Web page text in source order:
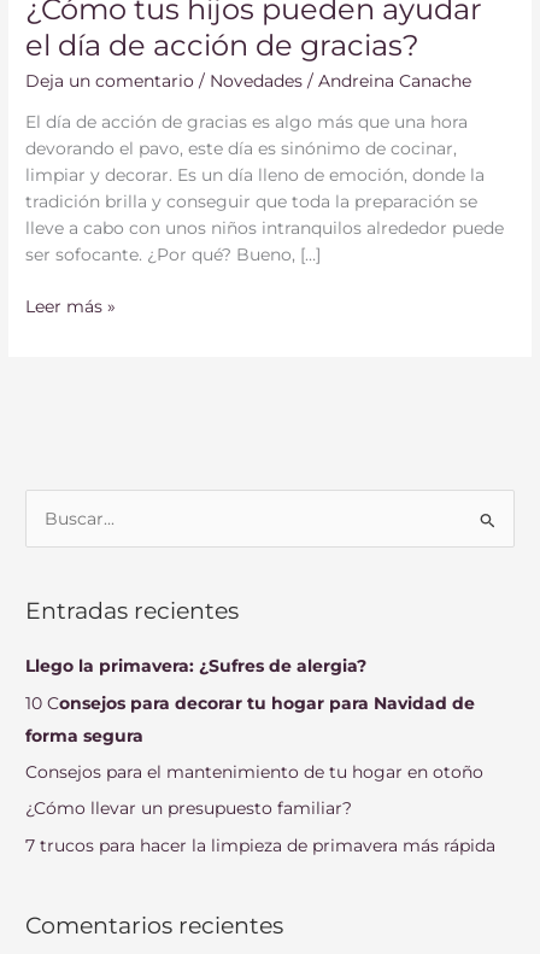
¿Cómo tus hijos pueden ayudar
el día de acción de gracias?
Deja un comentario / Novedades /Andreina Canache
El día de acción de gracias es algo más que una hora
devorando el pavo, este día es sinónimo de cocinar,
limpiar y decorar. Es un día lleno de emoción, donde la
tradición brilla y conseguir que toda la preparación se
lleve a cabo con unos niños intranquilos alrededor puede
ser sofocante. ¿Por qué? Bueno, […]
Leer más »
c
r
:
Entradas recientes
Llego la primavera: ¿Sufres de alergia?
10 Consejos para decorar tu hogar para Navidad de
forma segura
Consejos para el mantenimiento de tu hogar en otoño
¿Cómo llevar un presupuesto familiar?
7 trucos para hacer la limpieza de primavera más rápida
Comentarios recientes